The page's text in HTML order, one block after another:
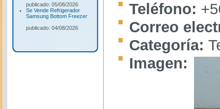
publicado: 05/08/2026
Se Vende Refrigerador
Samsung Bottom Freezer
publicado: 04/08/2026
Teléfono:
Correo
Categoría:
Imagen: